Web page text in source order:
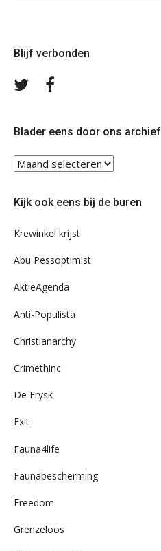
Blijf verbonden
Volg
Blader eens door ons archief
Blader
eens
ons
Kijk ook eens bij de buren
Krewinkel krijst
Abu Pessoptimist
AktieAgenda
Anti-Populista
Christianarchy
Crimethinc
De Frysk
Exit
Fauna4life
Faunabescherming
Freedom
Grenzeloos